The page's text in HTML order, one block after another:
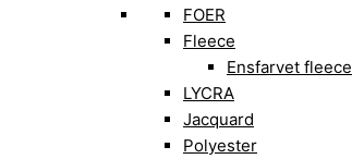
FOER
Fleece
Ensfarvet fleece
LYCRA
Jacquard
Polyester